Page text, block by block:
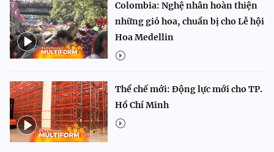
Colombia: Nghệ nhân hoàn thiện
những giỏ hoa, chuẩn bị cho Lễ hội
Hoa Medellin
Thể chế mới: Động lực mới cho TP.
Hồ Chí Minh